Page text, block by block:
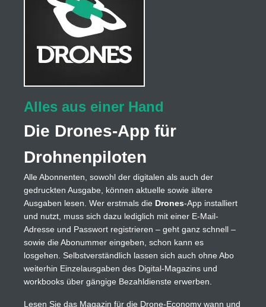
Alles aus einer Hand
Die Drones-App für
Drohnenpiloten
Alle Abonnenten, sowohl der digitalen als auch der
gedruckten Ausgabe, können aktuelle sowie ältere
Ausgaben lesen. Wer erstmals die Drones-App installiert
und nutzt, muss sich dazu lediglich mit einer E-Mail-
Adresse und Passwort registrieren – geht ganz schnell –
sowie die Abonummer eingeben, schon kann es
losgehen. Selbstverständlich lassen sich auch ohne Abo
weiterhin Einzelausgaben des Digital-Magazins und
workbooks über gängige Bezahldienste erwerben.
Lesen Sie das Magazin für die Drone-Economy wann und